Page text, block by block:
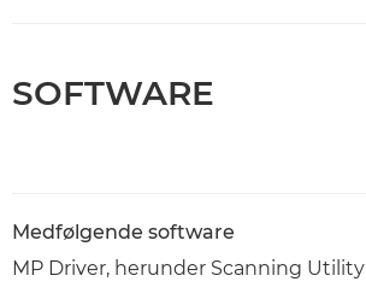
SOFTWARE
Medfølgende software
MP Driver, herunder Scanning Utility